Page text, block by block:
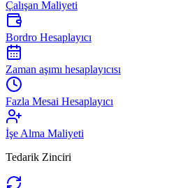
Çalışan Maliyeti
Bordro Hesaplayıcı
Zaman aşımı hesaplayıcısı
Fazla Mesai Hesaplayıcı
İşe Alma Maliyeti
Tedarik Zinciri